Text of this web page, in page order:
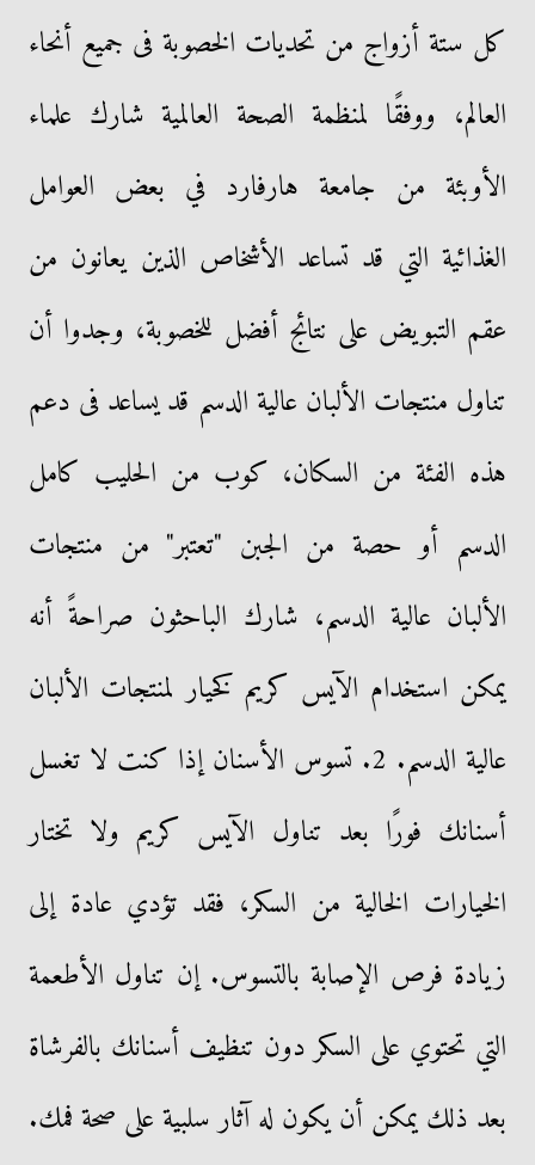
كل ستة أزواج من تحديات الخصوبة فى جميع أنحاء
العالم، ووفقًا لمنظمة الصحة العالمية شارك علماء
الأوبئة من جامعة هارفارد في بعض العوامل
الغذائية التي قد تساعد الأشخاص الذين يعانون من
عقم التبويض على نتائج أفضل للخصوبة، وجدوا أن
تناول منتجات الألبان عالية الدسم قد يساعد فى دعم
هذه الفئة من السكان، كوب من الحليب كامل
الدسم أو حصة من الجبن "تعتبر" من منتجات
الألبان عالية الدسم، شارك الباحثون صراحةً أنه
يمكن استخدام الآيس كريم كخيار لمنتجات الألبان
عالية الدسم. 2. تسوس الأسنان إذا كنت لا تغسل
أسنانك فورًا بعد تناول الآيس كريم ولا تختار
الخيارات الخالية من السكر، فقد تؤدي عادة إلى
زيادة فرص الإصابة بالتسوس. إن تناول الأطعمة
التي تحتوي على السكر دون تنظيف أسنانك بالفرشاة
بعد ذلك يمكن أن يكون له آثار سلبية على صحة فمك.